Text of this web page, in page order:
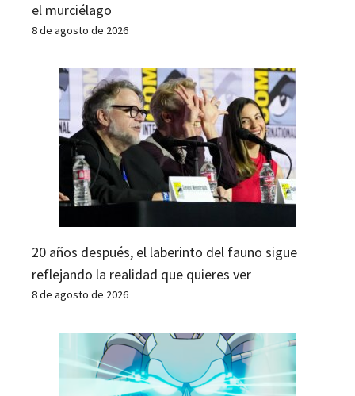
el murciélago
8 de agosto de 2026
20 años después, el laberinto del fauno sigue
reflejando la realidad que quieres ver
8 de agosto de 2026